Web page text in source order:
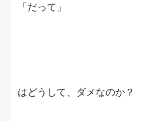
「だって」
はどうして、ダメなのか？